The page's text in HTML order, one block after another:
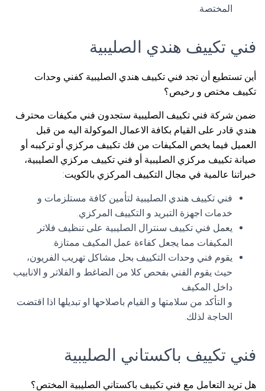
المختصة.
فني تكييف هندي الصليبية
أين تستطيع أن تجد فني تكييف هندي الصليبية كفني وحدات
تكييف مختص و رخيص؟
ضمن شركة فني تكييف الصليبية ستجدون فني مكيفات محترف
هندي قادر على القيام بكافة الاعمال الموكولة اليه من قبل
العميل فيما يخص المكيفات من فك تكييف مركزي أو تركيبه أو
صيانة تكييف مركزي الصليبية أو فني تكييف مركزي الصليبية،
خبراتنا عالمية في مجال التكييف المركزي بالكويت:
فني تكييف هندي الصليبية لتأمين كافة مستلزمات و
خدمات اجهزة التبريد و التكييف المركزي.
يعمل فني تكييف سنترال الصليبية على تنظيف فلاتر
المكيفات مما يجعل كفاءة عمل المكيف ممتازة.
يقوم فني وحدات التكييف بحل مشاكل تهريب الفريون،
حيث يقوم الفني بفحص كلا من الضاغط و الفلاتر و الانابيب
داخل المكيف
و التأكد من سلامتها و القيام باصلاحها او تبديلها اذا اقتضت
الحاجة لذلك.
فني تكييف باكستاني الصليبية
هل تريد التعامل مع فني تكييف باكستاني الصليبية المختص؟